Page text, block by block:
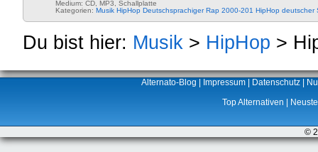
Medium: CD, MP3, Schallplatte
Kategorien: Musik HipHop Deutschsprachiger Rap 2000-201 HipHop deutscher
Du bist hier: Musik > HipHop >
Alternato-Blog Impressum Datenschutz
Top Alternativen
©